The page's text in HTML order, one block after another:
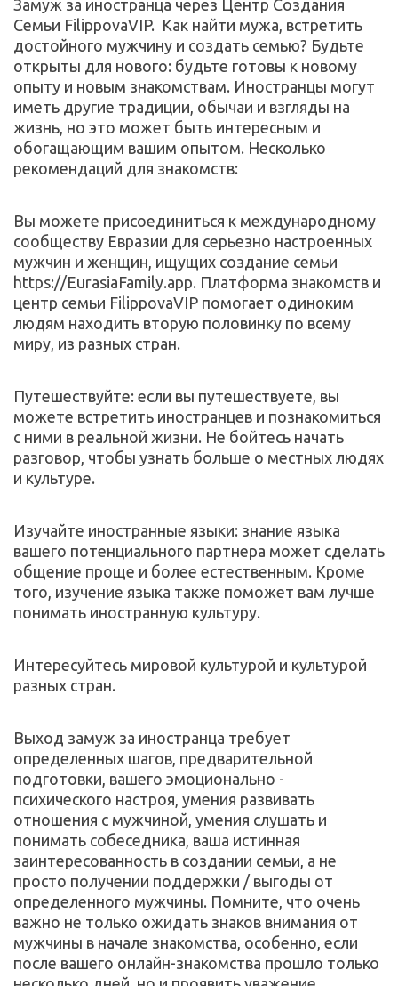
Замуж за иностранца через Центр Создания
Семьи FilippovaVIP.  Как найти мужа, встретить
достойного мужчину и создать семью? Будьте
открыты для нового: будьте готовы к новому
опыту и новым знакомствам. Иностранцы могут
иметь другие традиции, обычаи и взгляды на
жизнь, но это может быть интересным и
обогащающим вашим опытом. Несколько
рекомендаций для знакомств:
Вы можете присоединиться к международному
сообществу Евразии для серьезно настроенных
мужчин и женщин, ищущих создание семьи
https://EurasiaFamily.app. Платформа знакомств и
центр семьи FilippovaVIP помогает одиноким
людям находить вторую половинку по всему
миру, из разных стран.
Путешествуйте: если вы путешествуете, вы
можете встретить иностранцев и познакомиться
с ними в реальной жизни. Не бойтесь начать
разговор, чтобы узнать больше о местных людях
и культуре.
Изучайте иностранные языки: знание языка
вашего потенциального партнера может сделать
общение проще и более естественным. Кроме
того, изучение языка также поможет вам лучше
понимать иностранную культуру.
Интересуйтесь мировой культурой и культурой
разных стран.
Выход замуж за иностранца требует
определенных шагов, предварительной
подготовки, вашего эмоционально -
психического настроя, умения развивать
отношения с мужчиной, умения слушать и
понимать собеседника, ваша истинная
заинтересованность в создании семьи, а не
просто получении поддержки / выгоды от
определенного мужчины. Помните, что очень
важно не только ожидать знаков внимания от
мужчины в начале знакомства, особенно, если
после вашего онлайн-знакомства прошло только